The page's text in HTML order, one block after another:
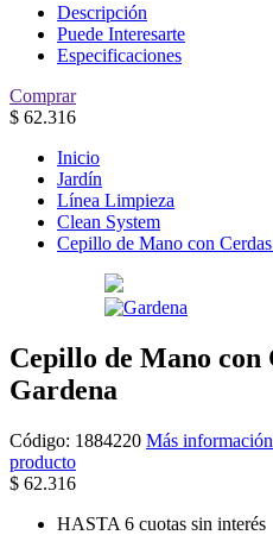
Descripción
Puede Interesarte
Especificaciones
Comprar
$ 62.316
Inicio
Jardín
Línea Limpieza
Clean System
Cepillo de Mano con
Cepillo de Mano con
Gardena
Código: 1884220 Más
producto
$ 62.316
HASTA 6 cuotas sin interés